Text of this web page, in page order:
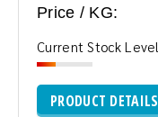
Price / KG:
Current Stock Level
PRODUCT DETAILS